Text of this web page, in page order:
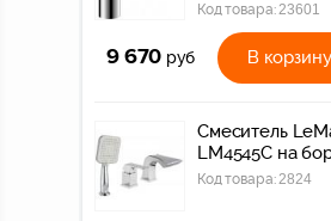
Код товара:23601
9 670 руб В корзину
Смеситель
LM4545C на
Код товара:2824